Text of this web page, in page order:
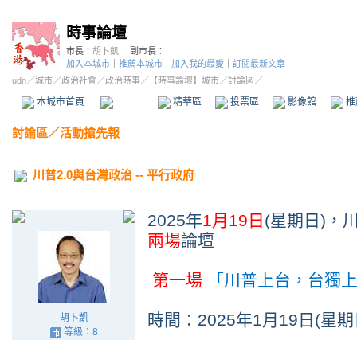
時事論壇
市長： 胡卜凱
副市長：
加入本城市
推薦本城市 加入我的最愛
訂閱最新文章
udn／城市／政治社會 ／政治時事／ 【時事論壇】城市／討論區／
本城市首頁 精華區 投票區 影像館
討論區／活動搶先報
川普2.0與台灣政治 -- 平行政府
胡卜凱
等級：8
2025年1月 19 日 (星期日 ) ，
兩場論壇
第一場 「川普上台，台獨
時間： 2025年1月 19 日 (星